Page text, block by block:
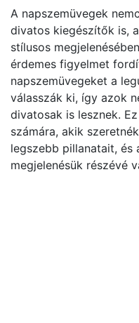
A napszemüvegek
divatos kiegészítők is,
stílusos
érdemes figyelmet
napszemüvegeket a
válasszák ki, így azok
divatosak is lesznek.
számára, akik
legszebb pillanatait, és
megjelenésük részévé